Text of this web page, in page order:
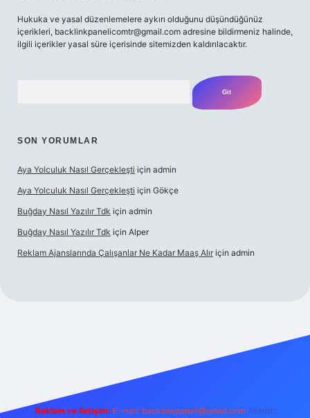
Hukuka ve yasal düzenlemelere aykırı olduğunu düşündüğünüz
içerikleri, backlinkpanelicomtr@gmail.com adresine bildirmeniz halinde,
ilgili içerikler yasal süre içerisinde sitemizden kaldırılacaktır.
SON YORUMLAR
Aya Yolculuk Nasıl Gerçekleşti için admin
Aya Yolculuk Nasıl Gerçekleşti için Gökçe
Buğday Nasıl Yazılır Tdk için admin
Buğday Nasıl Yazılır Tdk için Alper
Reklam Ajanslarında Çalışanlar Ne Kadar Maaş Alır için admin
Reklam ve İletişim: E-mail: backlinkpaneli@gmail.com Teams: